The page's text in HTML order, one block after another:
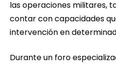
las operaciones militares,
contar con capacidades
intervención en
Durante un foro